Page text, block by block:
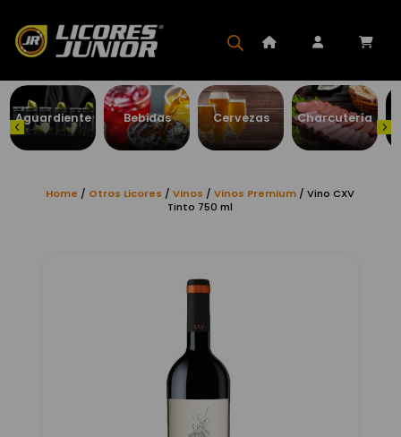
Aguardiente Bebidas Cervezas Charcutería
Home / Otros Licores /Vinos /Vinos Premium / Vino CXV
Tinto 750 ml